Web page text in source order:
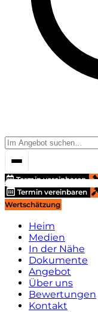
Termin vereinbaren
Termin vereinbaren
Wertschätzung
Heim
Medien
In der Nähe
Dokumente
Angebot
Über uns
Bewertungen
Kontakt